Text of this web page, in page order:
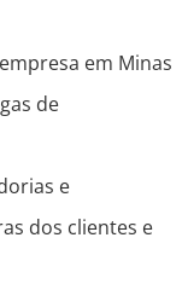
em Minas
de
e
dos clientes e